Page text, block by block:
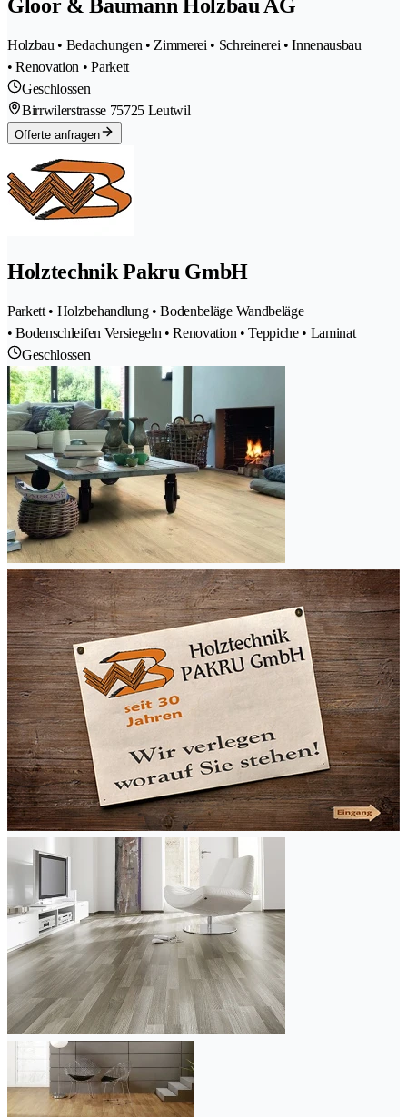
Gloor & Baumann Holzbau AG
Holzbau • Bedachungen • Zimmerei • Schreinerei • Innenausbau
• Renovation • Parkett
Geschlossen
Birrwilerstrasse 75725 Leutwil
Offerte anfragen
Holztechnik Pakru GmbH
Parkett • Holzbehandlung • Bodenbeläge Wandbeläge
• Bodenschleifen Versiegeln • Renovation • Teppiche • Laminat
Geschlossen